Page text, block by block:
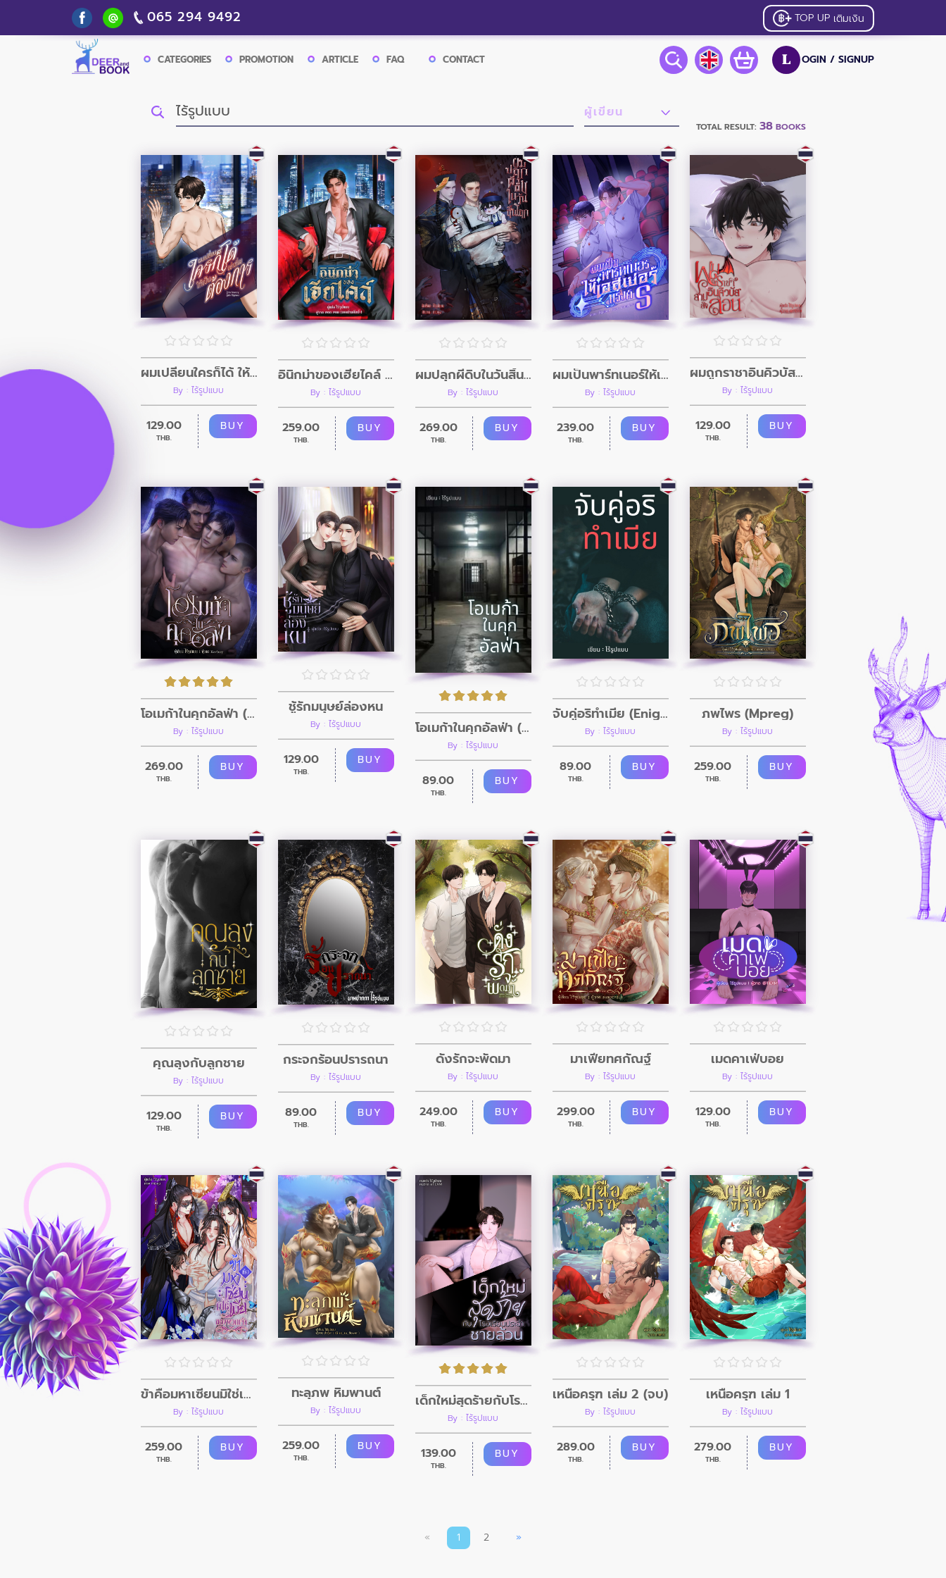
065 294 9492 TOP UP เติมเงิน
L OGIN / SIGNUP
CATEGORIES PROMOTION ARTICLE FAQ CONTACT
TOTAL RESULT: 38BOOKS
ผมเปลี่ยนใครก็ได้ ให้เป็นอย่างที่ผมต้องการ
By : ไร้รูปแบบ
129.00
THB.
BUY
อินิกม่าของเฮียไคล์ (Mpreg)
By : ไร้รูปแบบ
259.00
THB.
BUY
ผมปลุกผีดิบในวันสิ้นโลก (อินิกม่าxอัลฟ่า)
By : ไร้รูปแบบ
269.00
THB.
BUY
ผมเป็นพาร์ทเนอร์ให้เอสเปอร์แรงค์ S
By : ไร้รูปแบบ
239.00
THB.
BUY
ผมถูกราชาอินคิวบัสสาปสั่งสอน
By : ไร้รูปแบบ
129.00
THB.
BUY
โอเมก้าในคุกอัลฟ่า (4P-ฉบับเรื่องยาว)
By : ไร้รูปแบบ
269.00
THB.
BUY
ชู้รักมนุษย์ล่องหน
By : ไร้รูปแบบ
129.00
THB.
BUY
โอเมก้าในคุกอัลฟ่า (เคะแมน)
By : ไร้รูปแบบ
89.00
THB.
BUY
จับคู่อริทำเมีย (EnigmaXAlpha-BDMS)
By : ไร้รูปแบบ
89.00
THB.
BUY
ภพไพร (Mpreg)
By : ไร้รูปแบบ
259.00
THB.
BUY
คุณลุงกับลูกชาย
By : ไร้รูปแบบ
129.00
THB.
BUY
กระจกร้อนปรารถนา
By : ไร้รูปแบบ
89.00
THB.
BUY
ดั่งรักจะพัดมา
By : ไร้รูปแบบ
249.00
THB.
BUY
มาเฟียทศกัณฐ์
By : ไร้รูปแบบ
299.00
THB.
BUY
เมดคาเฟ่บอย
By : ไร้รูปแบบ
129.00
THB.
BUY
ข้าคือมหาเซียนมิใช่เมียของพวกเจ้า
By : ไร้รูปแบบ
259.00
THB.
BUY
ทะลุภพ หิมพานต์
By : ไร้รูปแบบ
259.00
THB.
BUY
เด็กใหม่สุดร้ายกับโรงเรียนประจำชายล้วน
By : ไร้รูปแบบ
139.00
THB.
BUY
เหนือครุฑ เล่ม 2 (จบ)
By : ไร้รูปแบบ
289.00
THB.
BUY
เหนือครุฑ เล่ม 1
By : ไร้รูปแบบ
279.00
THB.
BUY
« 1 2 »